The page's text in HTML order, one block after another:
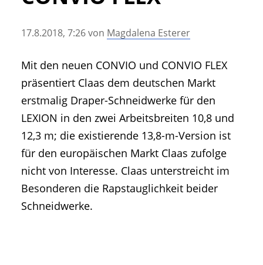
• Messen und Veranstaltungen
• Agritechnica Neuheiten Archiv
• Artikel nach Hersteller/Marke
17.8.2018, 7:26von Magdalena Esterer
Mit den neuen CONVIO und CONVIO FLEX
präsentiert Claas dem deutschen Markt
erstmalig Draper-Schneidwerke für den
LEXION in den zwei Arbeitsbreiten 10,8 und
12,3 m; die existierende 13,8-m-Version ist
für den europäischen Markt Claas zufolge
nicht von Interesse. Claas unterstreicht im
Besonderen die Rapstauglichkeit beider
Schneidwerke.